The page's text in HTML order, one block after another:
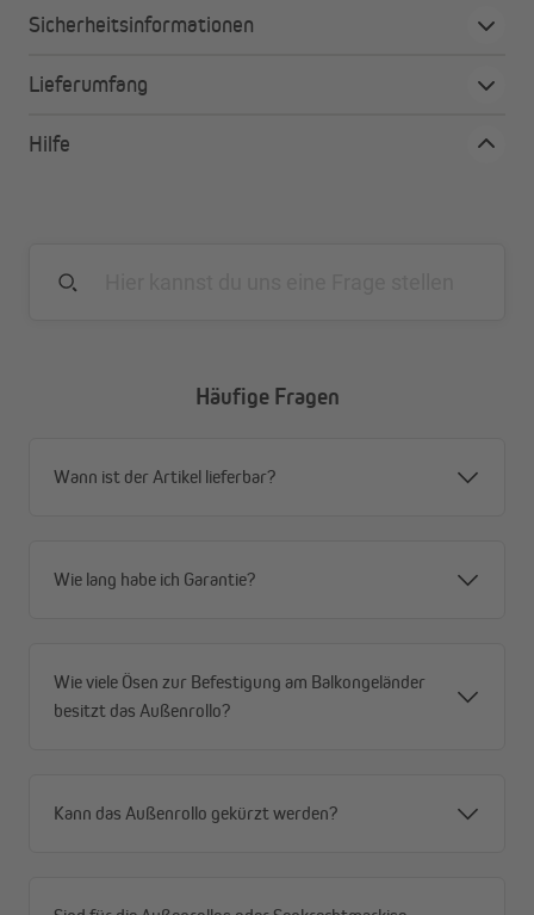
Privatsphäre mit Durchblick – tagsüber von außen
Angriffsfläche, mehr Stabilität
einsatzbereit, auch nach Regen
Effektiver Sonnenschutz (80–85 %) – spürbar
Flexible Montage – Decken- oder Wandmontage
Sicherheitsinformationen
Lieferumfang
Hilfe
Häufige Fragen
Wann ist der Artikel lieferbar?
Wie lang habe ich Garantie?
Wie viele Ösen zur Befestigung am Balkongeländer
besitzt das Außenrollo?
Kann das Außenrollo gekürzt werden?